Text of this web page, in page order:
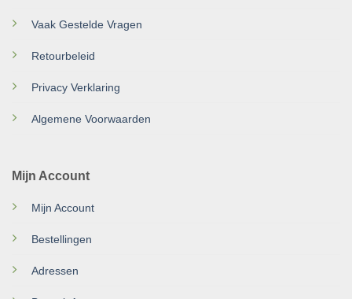
Vaak Gestelde Vragen
Retourbeleid
Privacy Verklaring
Algemene Voorwaarden
Mijn Account
Mijn Account
Bestellingen
Adressen